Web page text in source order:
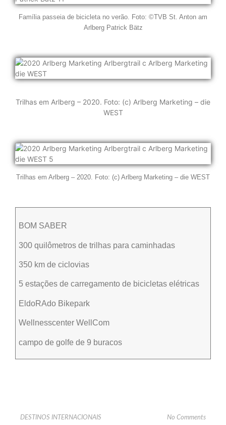
Família passeia de bicicleta no verão. Foto: ©TVB St. Anton am
Arlberg Patrick Bätz
Trilhas em Arlberg – 2020. Foto: (c) Arlberg Marketing – die
WEST
Trilhas em Arlberg – 2020. Foto: (c) Arlberg Marketing – die WEST
BOM SABER
300 quilômetros de trilhas para caminhadas
350 km de ciclovias
5 estações de carregamento de bicicletas elétricas
EldoRAdo Bikepark
Wellnesscenter WellCom
campo de golfe de 9 buracos
DESTINOS INTERNACIONAIS No Comments